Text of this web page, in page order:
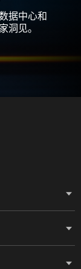
据中心和
洞见。